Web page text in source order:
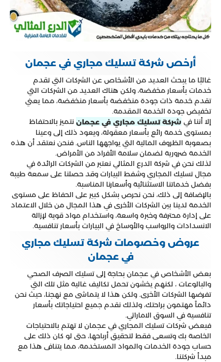
أرخص شركة تسليك مجاري في عجمان
غالبًا ما يبحث العديد من الأشخاص عن الشركات التي تقدم
خدمات بأسعار مخفضة، ولكن هناك العديد من الشركات التي
تقدم خدمة ذات جودة منخفضة بأسعار منخفضة، مما يعني
تخفيض جودة الخدمة المقدمة.
إلا أننا في شركة تسليك مجاري في عجمان نتميز بالاحتفاظ
بمستوى خدمة رائع بأسعار معقولة، ويعود ذلك إلى وعينا
بصعوبة الظروف المالية التي يواجهها الناس. فنحن نعتقد أن هذه
الخدمة ضرورية لضمان سلامة الأفراد من الأمراض.
لذلك نحن في شركة الدرع المثالي نعتبر من الشركات الرائدة في
مجال تسليك المجاري وشفط البيارات وقد حصلنا على سمعة طيبة
بفضل خدماتنا الاستثنائية وأسعارنا المناسبة.
بالإضافة إلى ذلك، نحن نحرص بشكل كبير على الحفاظ على مستوى
الخدمة لدينا بين الشركات الأخرى في هذا المجال من خلال الاعتماد
على إدارة محترفة وخبرة واسعة، واستخدام مواد قوية لإزالة
الانسدادات والرواسب والأوساخ في البيارات بأسعار تنافسية.
عروض وخصومات شركة تسليك مجاري
في عجمان
بعض الأشخاص في عجمان بحاجة إلى تسليك الصرف الصحي
والبالوعات ، لكنهم يخشون تحمل تكاليف غالية مثل تلك التي
تفرضها الشركات الأخرى. ولكن هذا لا يتماشى مع نهجنا، حيث نحن
دائماً مهتمون براحتك، ولذلك نقدم جميع احتياجاتك بأسعار
تنافسية في السوق الاماراتي.
فبعض شركات تسليك المجاري في عجمان لا تهتم بالاحتياجات
الخاصة بك وتسعى فقط لتحقيق أرباحها، حتى لو كان ذلك على
حساب جودة الخدمات والمواد المستخدمة، مما يتنافى هذا مع
مبدأ شركتنا.